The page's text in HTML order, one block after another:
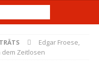
Edgar Froese,
dem Zeitlosen